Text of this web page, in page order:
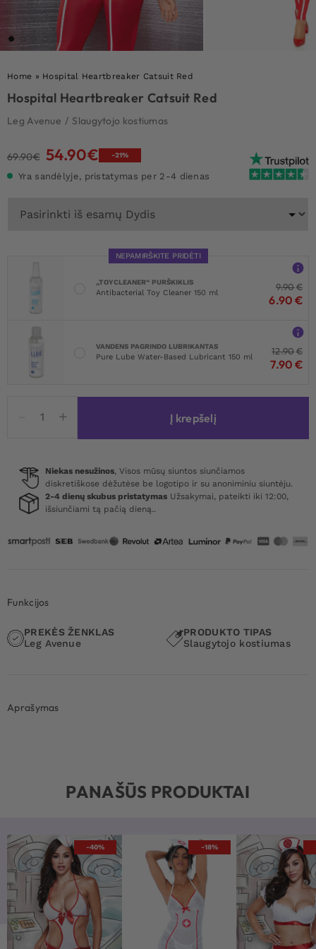
Home » Hospital Heartbreaker Catsuit Red
Hospital Heartbreaker Catsuit Red
Leg Avenue / Slaugytojo kostiumas
69.90€ Original
was:
54.90€Current
-21%
Yra sandėlyje, pristatymas per 2-4 dienas
NEPAMIRŠKITE PRIDĖTI
„TOYCLEANER“ PURŠKIKLIS
Antibacterial Toy Cleaner 150 ml
9.90€
6.90 €
VANDENS PAGRINDO LUBRIKANTAS
Pure Lube Water-Based Lubricant 150 ml
12.90€
7.90 €
kiekis:
Hospital
Catsuit
Red
Į krepšelį
Niekas nesužinos, Visos mūsų siuntos siunčiamos
diskretiškose dėžutėse be logotipo ir su anoniminiu siuntėju.
2-4 dienų skubus pristatymas Užsakymai, pateikti iki 12:00,
išsiunčiami tą pačią dieną..
Funkcijos
PREKĖS ŽENKLAS
Leg Avenue
PRODUKTO TIPAS
Slaugytojo kostiumas
Aprašymas
PANAŠŪS PRODUKTAI
-40% -18%